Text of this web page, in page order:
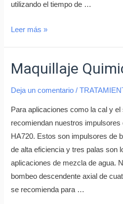
utilizando el tiempo de …
Leer más »
Maquillaje
Deja un comentario /
Para aplicaciones como la cal y
recomiendan nuestros
HA720. Estos son impulsores de
de alta eficiencia y tres palas son
aplicaciones de mezcla de agua.
bombeo descendente axial de
se recomienda para …